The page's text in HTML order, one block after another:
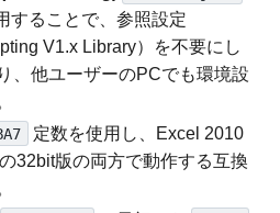
することで、参照設定
V1.x Library）を不要にし
、他ユーザーのPCでも環境設
定数を使用し、Excel 2010
32bit版の両方で動作する互換